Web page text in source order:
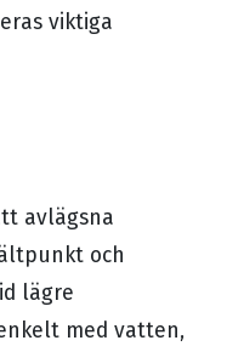
viktiga
avlägsna
och
lägre
med vatten,